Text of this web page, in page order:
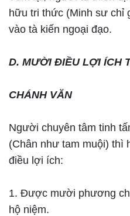
hữu tri thức (Minh sư chỉ
vào tà kiến ngoại đạo.
D. MƯỜI ĐIỀU LỢI ÍCH
CHÁNH VĂN
Người chuyên tâm tinh
(Chân như tam muội)
điều lợi ích:
1. Được mười phương
hộ niệm.